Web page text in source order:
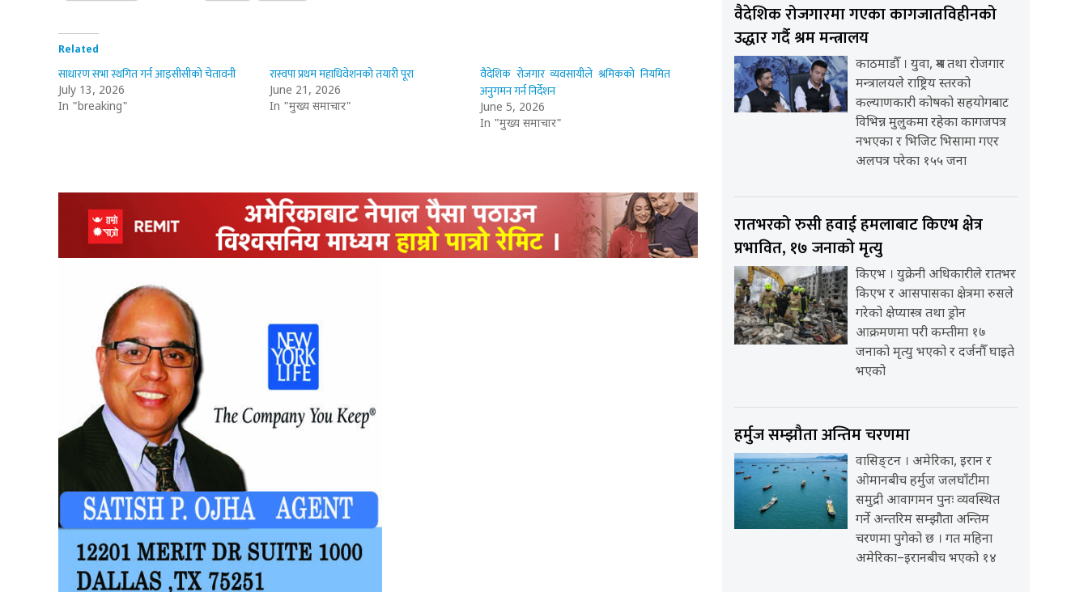
Related
साधारण सभा स्थगित गर्न आइसीसीको चेतावनी
July 13, 2026
In "breaking"
रास्वपा प्रथम महाधिवेशनको तयारी पूरा
June 21, 2026
In "मुख्य समाचार"
वैदेशिक रोजगार व्यवसायीले श्रमिकको नियमित
अनुगमन गर्न निर्देशन
June 5, 2026
In "मुख्य समाचार"
वैदेशिक रोजगारमा गएका कागजातविहीनको
उद्धार गर्दै श्रम मन्त्रालय
काठमाडौँ । युवा, श्रम तथा रोजगार
मन्त्रालयले राष्ट्रिय स्तरको
कल्याणकारी कोषको सहयोगबाट
विभिन्न मुलुकमा रहेका कागजपत्र
नभएका र भिजिट भिसामा गएर
अलपत्र परेका १५५ जना
रातभरको रुसी हवाई हमलाबाट किएभ क्षेत्र
प्रभावित, १७ जनाको मृत्यु
किएभ । युक्रेनी अधिकारीले रातभर
किएभ र आसपासका क्षेत्रमा रुसले
गरेको क्षेप्यास्त्र तथा ड्रोन
आक्रमणमा परी कम्तीमा १७
जनाको मृत्यु भएको र दर्जनौँ घाइते
भएको
हर्मुज सम्झौता अन्तिम चरणमा
वासिङ्टन । अमेरिका, इरान र
ओमानबीच हर्मुज जलघाँटीमा
समुद्री आवागमन पुनः व्यवस्थित
गर्ने अन्तरिम सम्झौता अन्तिम
चरणमा पुगेको छ । गत महिना
अमेरिका–इरानबीच भएको १४